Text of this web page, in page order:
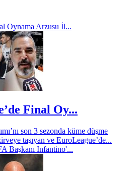
Oynama Arzusu İl...
Final Oy...
son 3 sezonda küme düşme
taşıyan ve EuroLeague’de...
Başkanı Infantino'...